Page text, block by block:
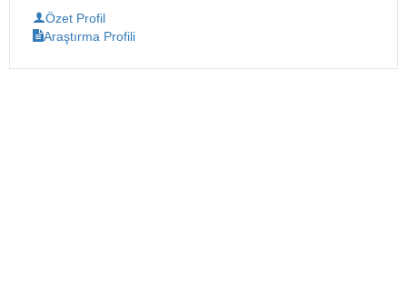
Özet Profil
Araştırma Profili